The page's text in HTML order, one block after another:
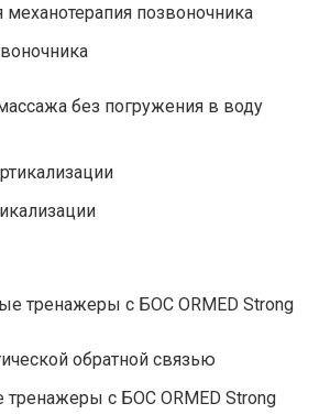
механотерапия позвоночника
без погружения в воду
обратной связью
тренажеры с БОС ORMED Strong